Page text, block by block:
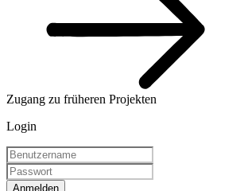
Zugang zu früheren Projekten
Login
Anmelden